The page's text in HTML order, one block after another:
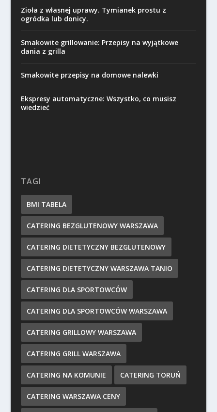
Zioła z własnej uprawy. Tymianek prostu z
ogródka lub donicy.
Smakowite grillowanie: Przepisy na wyjątkowe
dania z grilla
Smakowite przepisy na domowe nalewki
Ekspresy automatyczne: Wszystko, co musisz
wiedzieć
TAGI
BMI TABELA
CATERING BEZGLUTENOWY WARSZAWA
CATERING DIETETYCZNY BEZGLUTENOWY
CATERING DIETETYCZNY WARSZAWA TANIO
CATERING DLA SPORTOWCÓW
CATERING DLA SPORTOWCÓW WARSZAWA
CATERING GRILLOWY WARSZAWA
CATERING GRILL WARSZAWA
CATERING NA KOMUNIE CATERING TORUŃ
CATERING WARSZAWA CENY